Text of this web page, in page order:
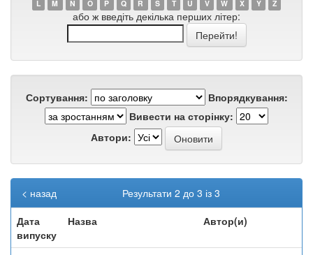
L
M N O P Q R S T U V W X Y Z
або ж введіть декілька перших літер:
Сортування:
Впорядкування:
Вивести на сторінку:
Автори:
Результати 2 до 3 із 3
< назад
Дата
випуску
Назва Автор(и)